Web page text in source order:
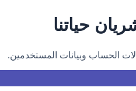
حياتنا
الحساب وبيانات المستخدمين.